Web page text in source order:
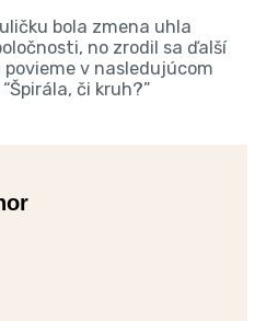
bola zmena uhla
no zrodil sa ďalší
v nasledujúcom
či kruh?”